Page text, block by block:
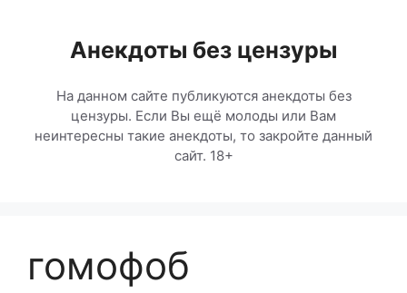
содержимомуАнекдоты без цензуры
На данном сайте публикуются анекдоты без
цензуры. Если Вы ещё молоды или Вам
неинтересны такие анекдоты, то закройте данный
сайт. 18+
гомофоб